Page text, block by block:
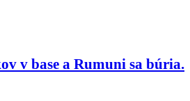
v base a Rumuni sa búria.